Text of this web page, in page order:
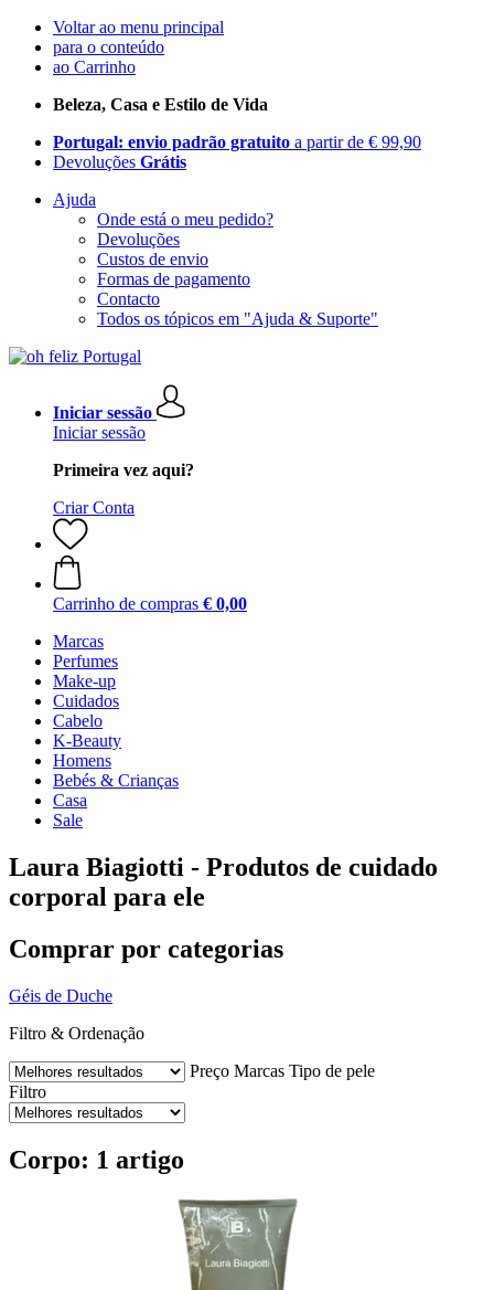
Voltar ao menu principal
para o conteúdo
ao Carrinho
Beleza, Casa e Estilo de Vida
Portugal: envio padrão gratuito a partir de € 99,90
Devoluções Grátis
Ajuda
Onde está o meu pedido?
Devoluções
Custos de envio
Formas de pagamento
Contacto
Todos os tópicos em "Ajuda & Suporte"
Iniciar sessão
Iniciar sessão
Primeira vez aqui?
Criar Conta
Carrinho de compras € 0,00
Marcas
Perfumes
Make-up
Cuidados
Cabelo
K-Beauty
Homens
Bebés & Crianças
Casa
Sale
Laura Biagiotti - Produtos de cuidado
corporal para ele
Comprar por categorias
Géis de Duche
Filtro & Ordenação
Preço Marcas Tipo de pele
Filtro
Corpo: 1 artigo